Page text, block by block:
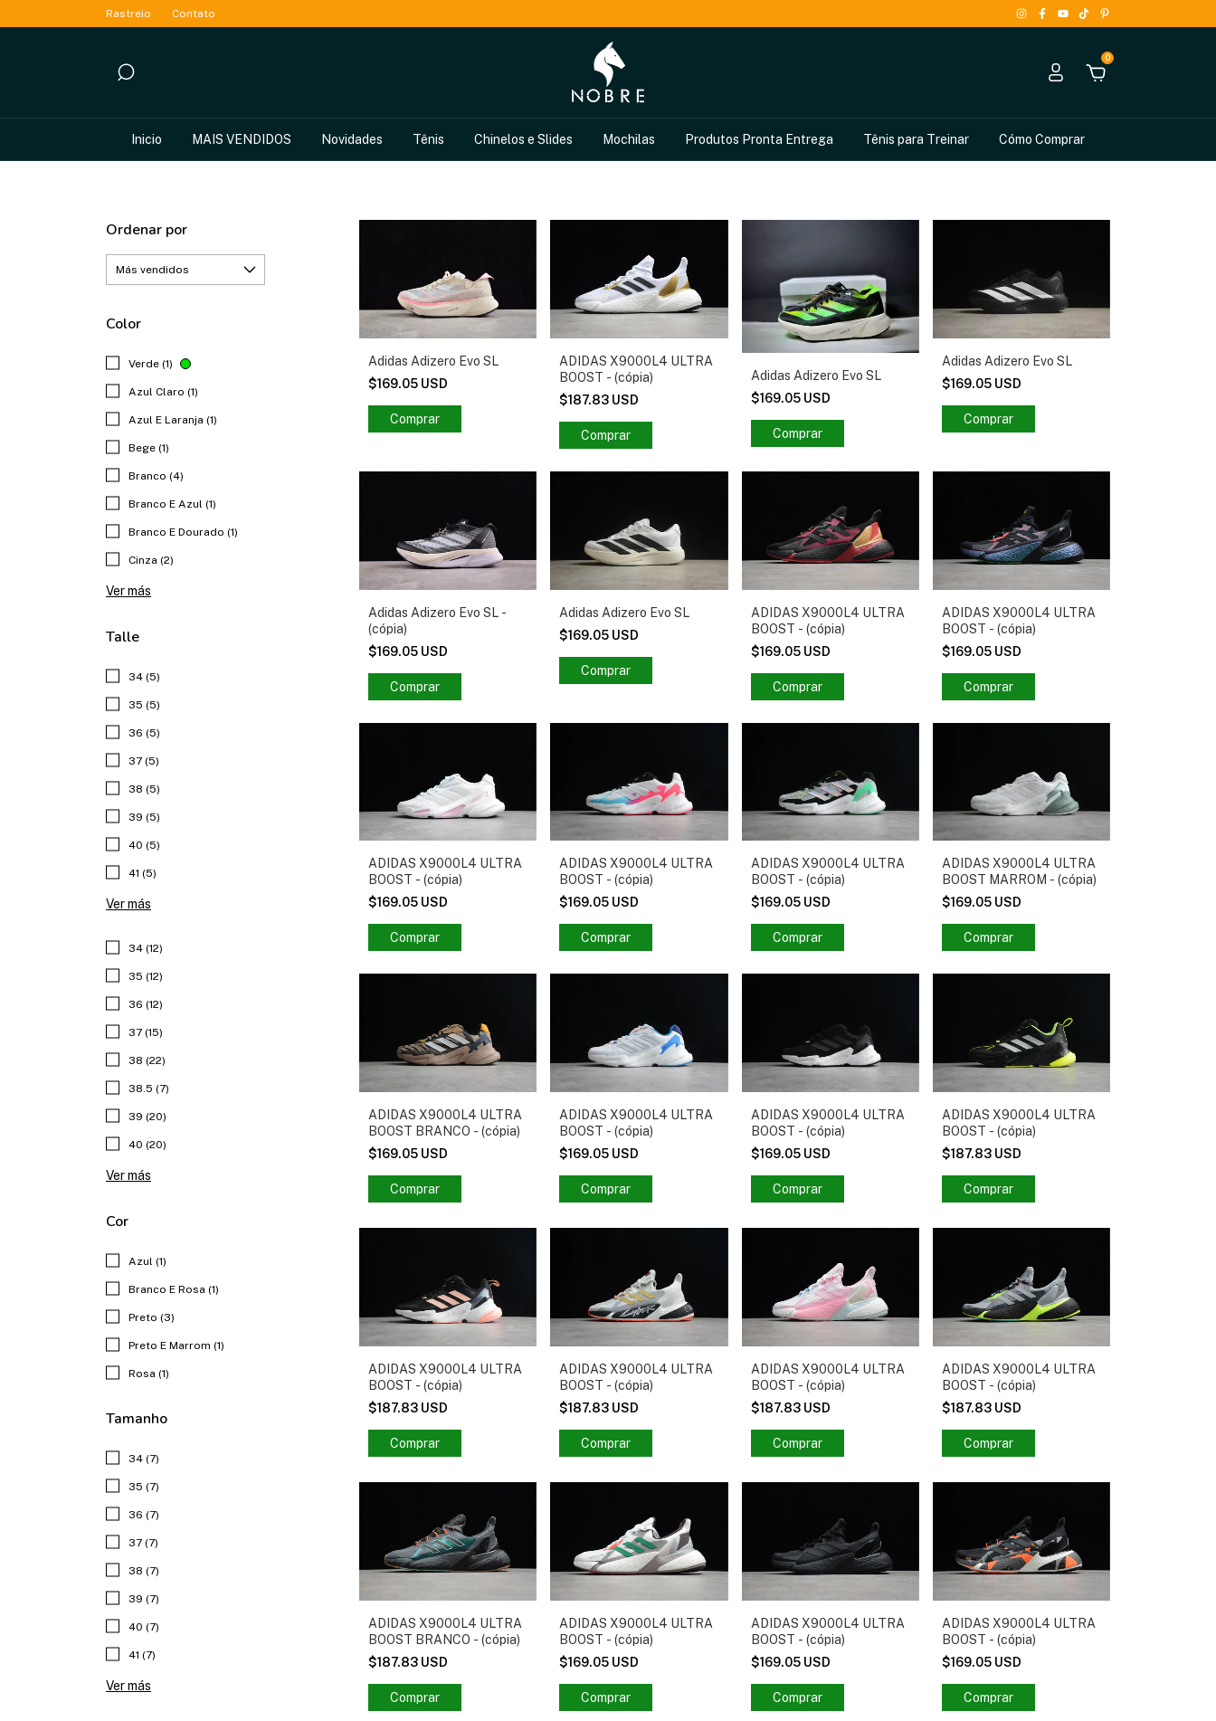
Rastreio Contato
0
Inicio MAIS VENDIDOS Novidades Tênis Chinelos e Slides Mochilas Produtos Pronta Entrega Tênis para Treinar Cómo Comprar
Ordenar por
Color
Verde (1)
Azul Claro (1)
Azul E Laranja (1)
Bege (1)
Branco (4)
Branco E Azul (1)
Branco E Dourado (1)
Cinza (2)
Ver más
Talle
34 (5)
35 (5)
36 (5)
37 (5)
38 (5)
39 (5)
40 (5)
41 (5)
Ver más
34 (12)
35 (12)
36 (12)
37 (15)
38 (22)
38.5 (7)
39 (20)
40 (20)
Ver más
Cor
Azul (1)
Branco E Rosa (1)
Preto (3)
Preto E Marrom (1)
Rosa (1)
Tamanho
34 (7)
35 (7)
36 (7)
37 (7)
38 (7)
39 (7)
40 (7)
41 (7)
Ver más
Adidas Adizero Evo SL
$169.05 USD
Comprar
ADIDAS X9000L4 ULTRA
BOOST - (cópia)
$187.83 USD
Comprar
Adidas Adizero Evo SL
$169.05 USD
Comprar
Adidas Adizero Evo SL
$169.05 USD
Comprar
Adidas Adizero Evo SL -
(cópia)
$169.05 USD
Comprar
Adidas Adizero Evo SL
$169.05 USD
Comprar
ADIDAS X9000L4 ULTRA
BOOST - (cópia)
$169.05 USD
Comprar
ADIDAS X9000L4 ULTRA
BOOST - (cópia)
$169.05 USD
Comprar
ADIDAS X9000L4 ULTRA
BOOST - (cópia)
$169.05 USD
Comprar
ADIDAS X9000L4 ULTRA
BOOST - (cópia)
$169.05 USD
Comprar
ADIDAS X9000L4 ULTRA
BOOST - (cópia)
$169.05 USD
Comprar
ADIDAS X9000L4 ULTRA
BOOST MARROM - (cópia)
$169.05 USD
Comprar
ADIDAS X9000L4 ULTRA
BOOST BRANCO - (cópia)
$169.05 USD
Comprar
ADIDAS X9000L4 ULTRA
BOOST - (cópia)
$169.05 USD
Comprar
ADIDAS X9000L4 ULTRA
BOOST - (cópia)
$169.05 USD
Comprar
ADIDAS X9000L4 ULTRA
BOOST - (cópia)
$187.83 USD
ADIDAS X9000L4 ULTRA
BOOST - (cópia)
$187.83 USD
Comprar
ADIDAS X9000L4 ULTRA
BOOST - (cópia)
$187.83 USD
Comprar
ADIDAS X9000L4 ULTRA
BOOST - (cópia)
$187.83 USD
ADIDAS X9000L4 ULTRA
BOOST - (cópia)
$187.83 USD
Comprar
ADIDAS X9000L4 ULTRA
BOOST BRANCO - (cópia)
$187.83 USD
Comprar
ADIDAS X9000L4 ULTRA
BOOST - (cópia)
$169.05 USD
Comprar
ADIDAS X9000L4 ULTRA
BOOST - (cópia)
$169.05 USD
ADIDAS X9000L4 ULTRA
BOOST - (cópia)
$169.05 USD
Comprar